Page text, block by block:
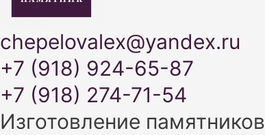
chepelovalex@yandex.ru
+7 (918) 924-65-87
+7 (918) 274-71-54
Изготовление памятников